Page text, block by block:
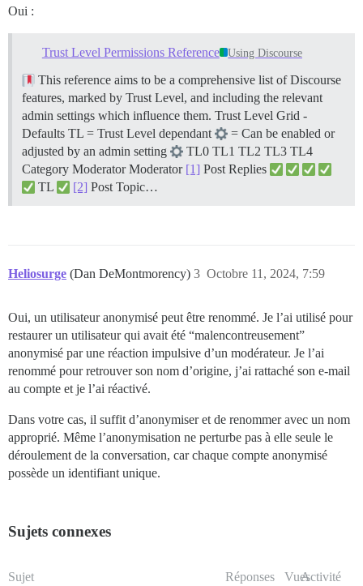
Oui :
Trust Level Permissions Reference Using Discourse
This reference aims to be a comprehensive list of Discourse
features, marked by Trust Level, and including the relevant
admin settings which influence them. Trust Level Grid -
Defaults TL = Trust Level dependant
= Can be enabled or
adjusted by an admin setting
TL0 TL1 TL2 TL3 TL4
Category Moderator Moderator [1] Post Replies
TL
[2] Post Topic…
Heliosurge (Dan DeMontmorency) Octobre 11, 2024, 7:59
3
Oui, un utilisateur anonymisé peut être renommé. Je l’ai utilisé pour
restaurer un utilisateur qui avait été “malencontreusement”
anonymisé par une réaction impulsive d’un modérateur. Je l’ai
renommé pour retrouver son nom d’origine, j’ai rattaché son e-mail
au compte et je l’ai réactivé.
Dans votre cas, il suffit d’anonymiser et de renommer avec un nom
approprié. Même l’anonymisation ne perturbe pas à elle seule le
déroulement de la conversation, car chaque compte anonymisé
possède un identifiant unique.
Sujets connexes
Sujet Réponses VuesActivité